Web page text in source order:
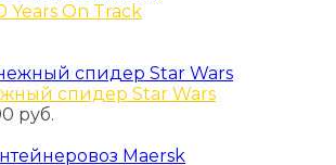
Years On Track
спидер Star Wars
руб.